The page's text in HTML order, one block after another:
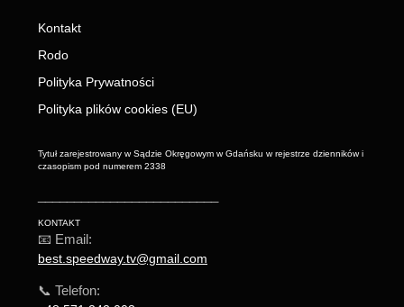
Kontakt
Rodo
Polityka Prywatności
Polityka plików cookies (EU)
Tytuł zarejestrowany w Sądzie Okręgowym w Gdańsku w rejestrze dzienników i
czasopism pod numerem 2338
KONTAKT
📧 Email:
best.speedway.tv@gmail.com
📞 Telefon: